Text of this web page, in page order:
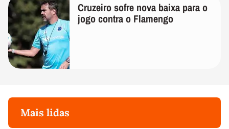
Cruzeiro sofre nova baixa para o
jogo contra o Flamengo
Mais lidas